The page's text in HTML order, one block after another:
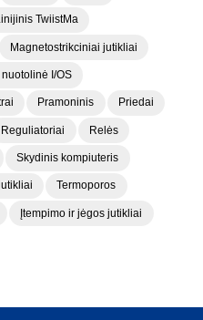
TwiistMa
Magnetostrikciniai jutikliai
I/OS
Pramoninis Priedai
Reguliatoriai Relės
Skydinis kompiuteris
Termoporos
Įtempimo ir jėgos jutikliai